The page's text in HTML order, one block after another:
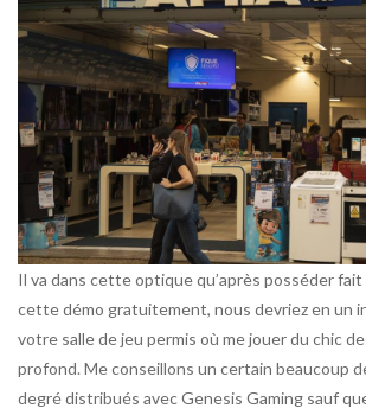
Il va dans cette optique qu’après posséder
cette démo gratuitement, nous devriez en un
votre salle de jeu permis où me jouer du chic
profond. Me conseillons un certain beaucoup
degré distribués avec Genesis Gaming sauf